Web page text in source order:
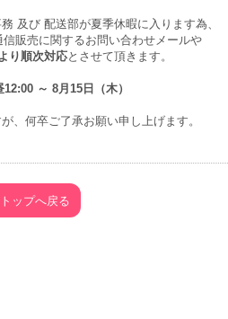
及び 配送部が夏季休暇に入ります為、
販売に関するお問い合わせメールや
り順次対応とさせて頂きます。
～ 8月15日（木）
、何卒ご了承お願い申し上げます。
トップへ戻る